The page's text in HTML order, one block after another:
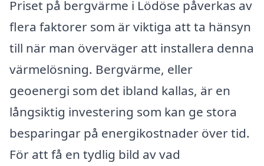
Priset på bergvärme i Lödöse påverkas av
flera faktorer som är viktiga att ta hänsyn
till när man överväger att installera denna
värmelösning. Bergvärme, eller
geoenergi som det ibland kallas, är en
långsiktig investering som kan ge stora
besparingar på energikostnader över tid.
För att få en tydlig bild av vad